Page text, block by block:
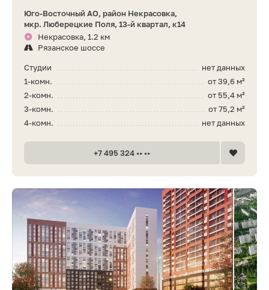
Юго-Восточный АО, район Некрасовка,
мкр. Люберецкие Поля, 13-й квартал, к14
Некрасовка, 1.2 км
Рязанское шоссе
нет данных
Студии
от 39,6 м²
1-комн.
от 55,4 м²
2-комн.
от 75,2 м²
3-комн.
нет данных
4-комн.
+7 495 324 •• ••